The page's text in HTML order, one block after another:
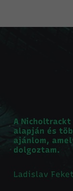
A
alapján és
ajánlom,
dolgoztam.
Ladislav